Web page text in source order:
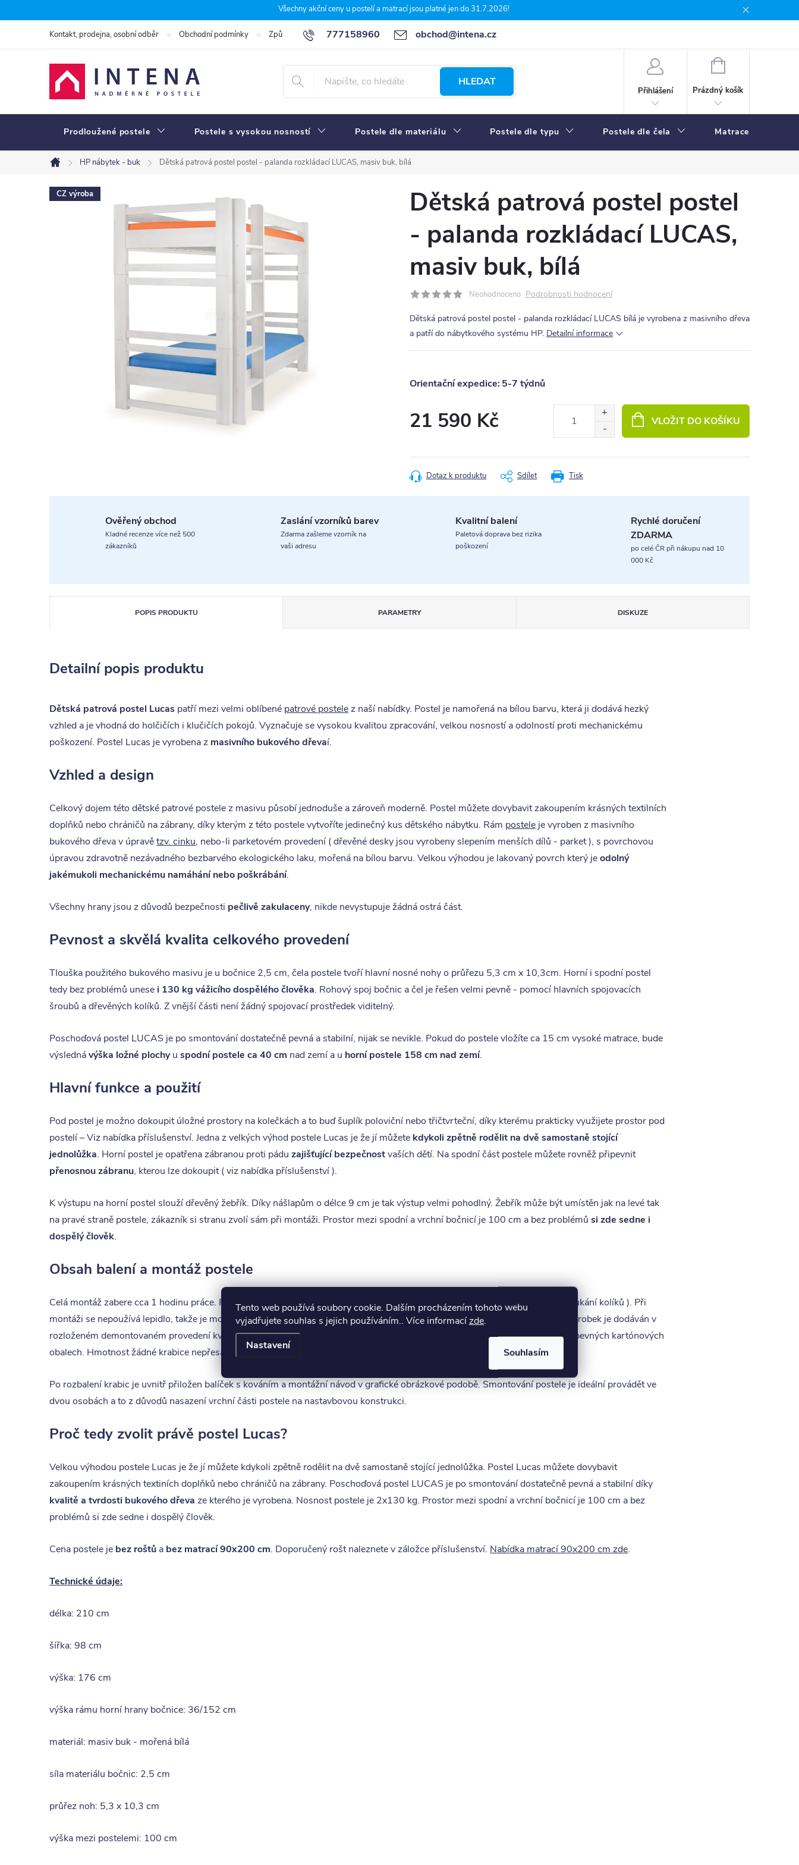
Tento web používá soubory cookie. Dalším procházením tohoto webu
vyjadřujete souhlas s jejich používáním.. Více informacízde.
Nastavení
Souhlasím
na
Všechny akční ceny u postelí a matrací jsou platné jen do 31.7.2026!
777158960 obchod@intena.cz
Kontakt, prodejna, osobní odběr Obchodní podmínky Způsoby a ceny dopravy 7 důvodů, proč nakupit u Intena nábytek
HLEDAT
Přihlášení
NÁKUPNÍ
Prázdný košík
Prodloužené postele Postele s vysokou nosností Postele dle materiálu Postele dle typu Postele dle čela Matrace
Domů
HP nábytek - buk Dětská patrová postel postel - palanda rozkládací LUCAS, masiv buk, bílá
CZ výroba
Dětská patrová postel postel
- palanda rozkládací LUCAS,
masiv buk, bílá
Neohodnoceno Podrobnosti hodnocení
Dětská patrová postel postel - palanda rozkládací LUCAS bílá je vyrobena z masivního dřeva
a patří do nábytkového systému HP. Detailní informace
5-7 týdnů
21 590 Kč VLOŽIT DO KOŠÍKU
Tisk
Dotaz k produktu Sdílet
Ověřený obchod
Kladné recenze více než 500
zákazníků
Zaslání vzorníků barev
Zdarma zašleme vzorník na
vaši adresu
Kvalitní balení
Paletová doprava bez rizika
poškození
Rychlé doručení
ZDARMA
po celé ČR při nákupu nad 10
000 Kč
POPIS PRODUKTU DISKUZE
PARAMETRY
Detailní popis produktu
Dětská patrová postel Lucas patří mezi velmi oblíbené patrové postelez naší nabídky. Postel je namořená na bílou barvu, která ji dodává hezký
vzhled a je vhodná do holčičích i klučičích pokojů. Vyznačuje se vysokou kvalitou zpracování, velkou nosností a odolností proti mechanickému
poškození. Postel Lucas je vyrobena z masivního bukového dřevaí.
Vzhled a design
Celkový dojem této dětské patrové postele z masivu působí jednoduše a zároveň moderně. Postel můžete dovybavit zakoupením krásných textilních
doplňků nebo chráničů na zábrany, díky kterým z této postele vytvoříte jedinečný kus dětského nábytku. Rám postele je vyroben z masivního
bukového dřeva v úpravětzv. cinku, nebo-li parketovém provedení ( dřevěné desky jsou vyrobeny slepením menších dílů - parket ), s povrchovou
úpravou zdravotně nezávadného bezbarvého ekologického laku, mořená na bílou barvu. Velkou výhodou je lakovaný povrch který jeodolný
jakémukoli mechanickému namáhání nebo poškrábání.
Všechny hrany jsou z důvodů bezpečnosti pečlivě zakulaceny, nikde nevystupuje žádná ostrá část.
Pevnost a skvělá kvalita celkového provedení
Tlouška použitého bukového masivu je u bočnice 2,5 cm, čela postele tvoří hlavní nosné nohy o průřezu 5,3 cm x 10,3cm. Horní i spodní postel
tedy bez problémů unese i 130 kg vážicího dospělého člověka. Rohový spoj bočnic a čel je řešen velmi pevně - pomocí hlavních spojovacích
šroubů a dřevěných kolíků. Z vnější části není žádný spojovací prostředek viditelný.
Poschoďová postel LUCAS je po smontování dostatečně pevná a stabilní, nijak se nevikle. Pokud do postele vložíte ca 15 cm vysoké matrace, bude
výslednávýška ložné plochyu spodní postele ca 40 cm nad zemí a u horní postele 158 cm nad zemí.
Hlavní funkce a použití
Pod postel je možno dokoupit úložné prostory na kolečkách a to buď šuplík poloviční nebo třičtvrteční, díky kterému prakticky využijete prostor pod
postelí – Viz nabídka příslušenství. Jedna z velkých výhod postele Lucas je že jí můžete kdykoli zpětně rodělit na dvě samostaně stojící
jednolůžka. Horní postel je opatřena zábranou proti pádu zajišťující bezpečnostvaších dětí. Na spodní část postele můžete rovněž připevnit
přenosnou zábranu, kterou lze dokoupit ( viz nabídka příslušenství ).
K výstupu na horní postel slouží dřevěný žebřík. Díky nášlapům o délce 9 cm je tak výstup velmi pohodlný. Žebřík může být umístěn jak na levé tak
na pravé straně postele, zákazník si stranu zvolí sám při montáži. Prostor mezi spodní a vrchní bočnicí je 100 cm a bez problémů si zde sedne i
dospělý člověk.
Obsah balení a montáž postele
Celá montáž zabere cca 1 hodinu práce. Při montáži není nutné použití žádného speciálního nářadí
( pouze kladívko na zatloukání kolíků ). Při
montáži se nepoužívá lepidlo, takže je možné postel kdykoli v budoucnu zpětně rozložit, přestěhovat a opět smontovat. Celý výrobek je dodáván v
rozloženém demontovaném provedení kvůli snadné manipulaci. Jednotlivé části rámu postele ( čela, bočnice ) jsou zabaleny v pevných kartónových
obalech. Hmotnost žádné krabice nepřesahuje 30 kg a proto může jednotlivé balíky přenášet a stěhovat
jedna osoba.
Po rozbalení krabic je uvnitř přiložen balíček s kováním a montážní návod v grafické obrázkové podobě. Smontování postele je ideální provádět ve
dvou osobách a to z důvodů nasazení vrchní části postele na nastavbovou konstrukci.
Proč tedy zvolit právě postel Lucas?
Velkou výhodou postele Lucas je že jí můžete kdykoli zpětně rodělit na dvě samostaně stojící jednolůžka. Postel Lucas můžete dovybavit
zakoupením krásných textiních doplňků nebo chráničů na zábrany. Poschoďová postel LUCAS je po smontování dostatečně pevná a stabilní díky
kvalitě a tvrdosti bukového dřeva ze kterého je vyrobena. Nosnost postele je 2x130 kg. Prostor mezi spodní a vrchní bočnicí je 100 cm a bez
problémů si zde sedne i dospělý člověk.
Cena postele je bez roštů a bez matrací 90x200 cm. Doporučený rošt naleznete v záložce příslušenství. Nabídka matrací 90x200 cm zde.
Technické údaje:
délka: 210 cm
šířka: 98 cm
výška: 176 cm
výška rámu horní hrany bočnice: 36/152 cm
materiál: masiv buk - mořená bílá
síla materiálu bočnic: 2,5 cm
průřez noh: 5,3 x 10,3 cm
výška mezi postelemi: 100 cm